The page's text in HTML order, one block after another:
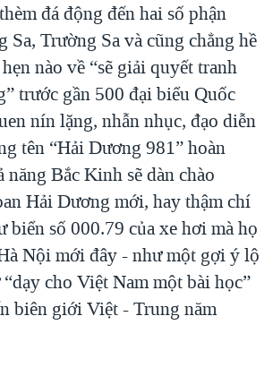
đá động đến hai số phận
Sa, Trường Sa và cũng chẳng hề
nào về “sẽ giải quyết tranh
trước gần 500 đại biểu Quốc
nín lặng, nhẫn nhục, đạo diễn
tên “Hải Dương 981” hoàn
năng Bắc Kinh sẽ dàn chào
Hải Dương mới, hay thậm chí
biển số 000.79 của xe hơi mà họ
Nội mới đây - như một gợi ý lộ
cho Việt Nam một bài học”
biên giới Việt - Trung năm